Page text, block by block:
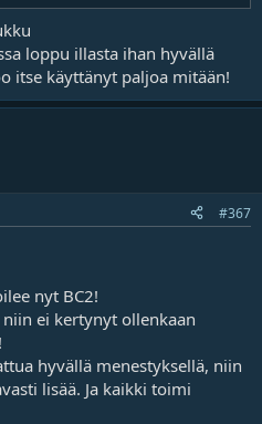
loppu illasta ihan hyvällä
itse käyttänyt paljoa mitään!
#367
nyt BC2!
ei kertynyt ollenkaan
hyvällä menestyksellä, niin
lisää. Ja kaikki toimi